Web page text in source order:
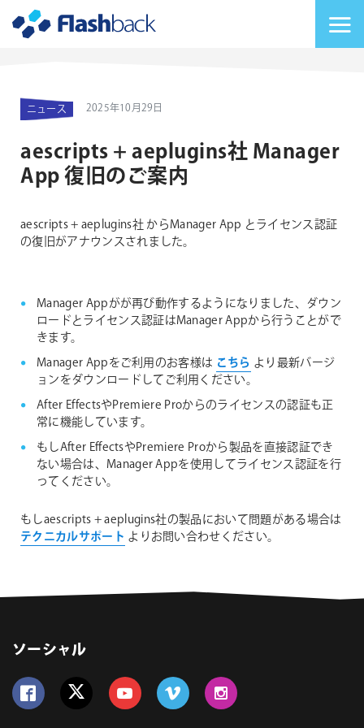
ニュース 2025年10月29日
aescripts + aeplugins社 Manager
App 復旧のご案内
aescripts + aeplugins社 からManager App とライセンス認証
の復旧がアナウンスされました。
Manager Appがが再び動作するようになりました、ダウン
ロードとライセンス認証はManager Appから行うことがで
きます。
Manager Appをご利用のお客様は こちら より最新バージ
ョンをダウンロードしてご利用ください。
After EffectsやPremiere Proからのライセンスの認証も正
常に機能しています。
もしAfter EffectsやPremiere Proから製品を直接認証でき
ない場合は、Manager Appを使用してライセンス認証を行
ってください。
もしaescripts + aeplugins社の製品において問題がある場合は
テクニカルサポート よりお問い合わせください。
ソーシャル